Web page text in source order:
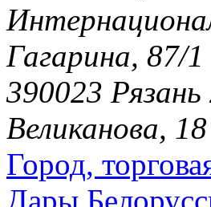
Гагарина, 87/
390023
Великанова,
Город,
Дары